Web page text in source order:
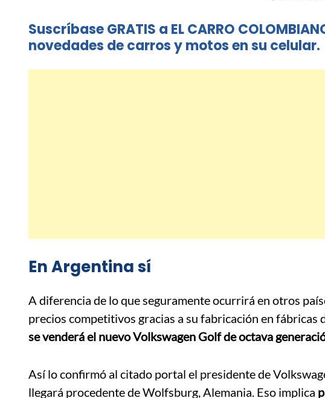
Suscríbase GRATIS a EL CARRO
novedades de carros y motos en su celular.
En Argentina sí
A diferencia de lo que seguramente ocurrirá en otros
precios competitivos gracias a su fabricación en fábricas
se venderá el nuevo Volkswagen Golf de octava
Así lo confirmó al citado portal el presidente de
llegará procedente de Wolfsburg, Alemania. Eso implica